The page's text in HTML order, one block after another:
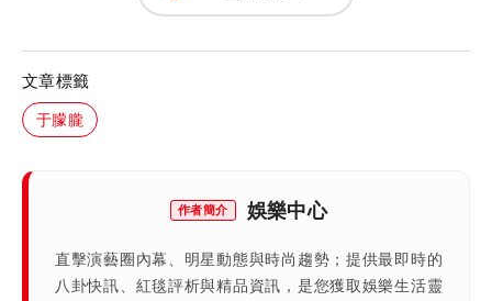
文章標籤
于朦朧
作者簡介 娛樂中心
直擊演藝圈內幕、明星動態與時尚趨勢；提供最即時的
八卦快訊、紅毯評析與精品資訊，是您獲取娛樂生活靈